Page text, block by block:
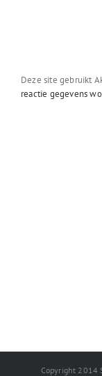
Deze site gebruikt
reactie gegevens
Copyright 2014